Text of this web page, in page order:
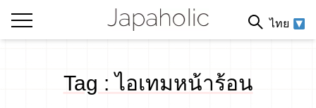
ไทย
Tag : ไอเทมหน้าร้อน